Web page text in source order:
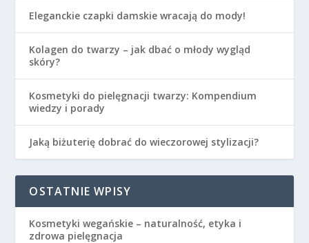
Eleganckie czapki damskie wracają do mody!
Kolagen do twarzy – jak dbać o młody wygląd
skóry?
Kosmetyki do pielęgnacji twarzy: Kompendium
wiedzy i porady
Jaką biżuterię dobrać do wieczorowej stylizacji?
OSTATNIE WPISY
Kosmetyki wegańskie – naturalność, etyka i
zdrowa pielęgnacja